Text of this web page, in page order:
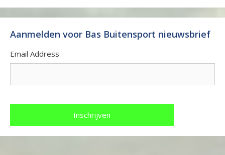
Aanmelden voor Bas Buitensport nieuwsbrief
Email Address